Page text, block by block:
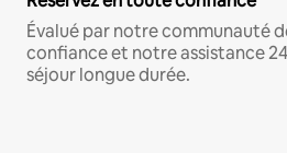
Évalué par notre communauté
confiance et notre assistance
séjour longue durée.